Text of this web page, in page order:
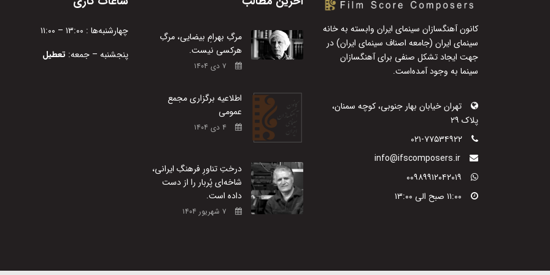
کانون آهنگسازان سینمای ایران وابسته به خانه
سینمای ایران (جامعه اصناف سینمای ایران) در
جهت ایجاد تشکل صنفی برای آهنگسازان
سینما به وجود آمده‌است.
تهران خیابان بهار جنوبی، کوچه سمنان،
پلاک ۲۹
۰۲۱-۷۷۵۳۴۹۲۲
info@ifscomposers.ir
۰۰۹۸۹۹۱۲۰۴۲۰۱۹
۱۱:۰۰ صبح الی ۱۳:۰۰
مرگِ بهرامِ بیضایی، مرگِ
هرکسی نیست.
اطلاعیه برگزاری مجمع
عمومی
درختِ تناورِ فرهنگِ ایرانی،
شاخه‌ای پُربار را از دست
داده است.
چهارشنبه‌ها : ۱۳:۰۰ – ۱۱:۰۰
پنجشنبه – جمعه: تعطیل